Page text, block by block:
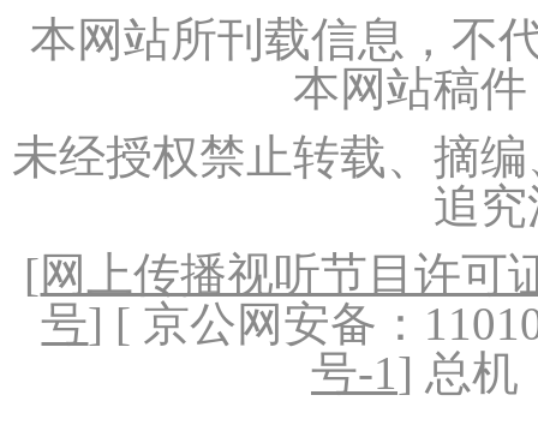
本网站所刊载信息，不
本网站稿
未经授权禁止转载、摘
追
[网上传播视听节目许可
号] [ 京公网安备：
号-1] 总机